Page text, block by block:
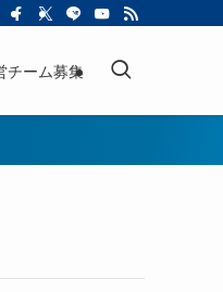
チーム募集